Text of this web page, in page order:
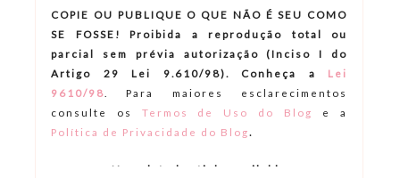
COPIE OU PUBLIQUE O QUE NÃO É SEU COMO
SE FOSSE! Proibida a reprodução total ou
parcial sem prévia autorização (Inciso I do
Artigo 29 Lei 9.610/98). Conheça a
Lei
9610/98
Para maiores esclarecimentos
consulte os Termos de Uso do Blog
e a
Política de Privacidade do Blog.
No related article available